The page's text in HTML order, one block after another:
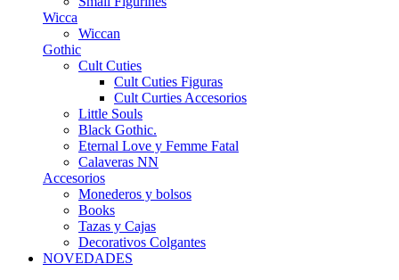
Wicca
Wiccan
Gothic
Cult Cuties
Cult Cuties Figuras
Cult Curties Accesorios
Little Souls
Black Gothic.
Eternal Love y Femme Fatal
Calaveras NN
Accesorios
Monederos y bolsos
Books
Tazas y Cajas
Decorativos Colgantes
NOVEDADES